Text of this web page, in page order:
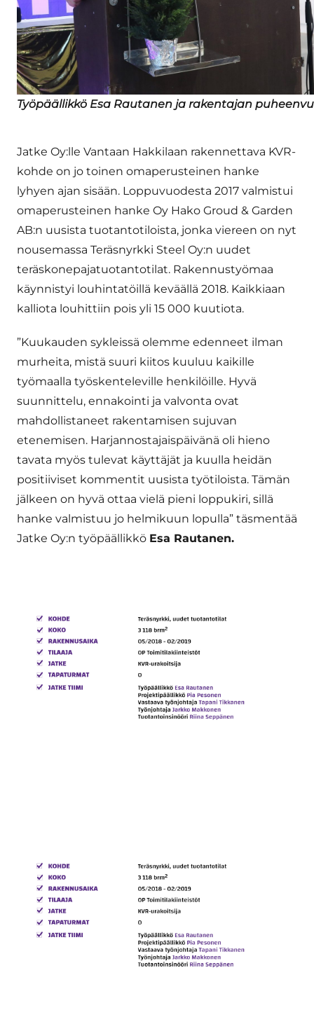
Työpäällikkö Esa Rautanen ja rakentajan
Jatke Oy:lle Vantaan Hakkilaan rakennettava KVR-
kohde on jo toinen omaperusteinen hanke
lyhyen ajan sisään. Loppuvuodesta 2017 valmistui
omaperusteinen hanke Oy Hako Groud & Garden
AB:n uusista tuotantotiloista, jonka viereen on nyt
nousemassa Teräsnyrkki Steel Oy:n uudet
teräskonepajatuotantotilat. Rakennustyömaa
käynnistyi louhintatöillä keväällä 2018. Kaikkiaan
kalliota louhittiin pois yli 15 000 kuutiota.
”Kuukauden sykleissä olemme edenneet ilman
murheita, mistä suuri kiitos kuuluu kaikille
työmaalla työskenteleville henkilöille. Hyvä
suunnittelu, ennakointi ja valvonta ovat
mahdollistaneet rakentamisen sujuvan
etenemisen. Harjannostajaispäivänä oli hieno
tavata myös tulevat käyttäjät ja kuulla heidän
positiiviset kommentit uusista työtiloista. Tämän
jälkeen on hyvä ottaa vielä pieni loppukiri, sillä
hanke valmistuu jo helmikuun lopulla” täsmentää
Jatke Oy:n työpäällikkö Esa Rautanen.